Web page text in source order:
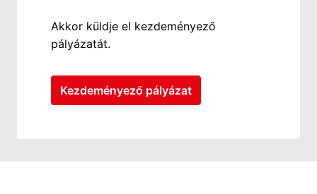
Akkor küldje el kezdeményező
pályázatát.
Kezdeményező pályázat